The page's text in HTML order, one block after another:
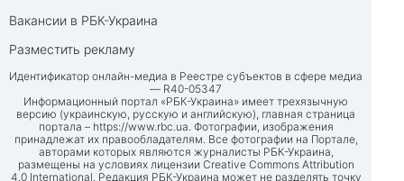
Вакансии в РБК-Украина
Разместить рекламу
Идентификатор онлайн-медиа в Реестре субъектов в сфере медиа
— R40-05347
Информационный портал «РБК-Украина» имеет трехязычную
версию (украинскую, русскую и английскую), главная страница
портала – https://www.rbc.ua. Фотографии, изображения
принадлежат их правообладателям. Все фотографии на Портале,
авторами которых являются журналисты РБК-Украина,
размещены на условиях лицензии Creative Commons Attribution
4.0 International. Редакция РБК-Украина может не разделять точку